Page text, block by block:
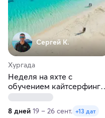
Сергей К.
Хургада
Неделя на яхте с
обучением кайтсерфингу
в Красном море!
8 дней 19 – 26 сент. +13 дат